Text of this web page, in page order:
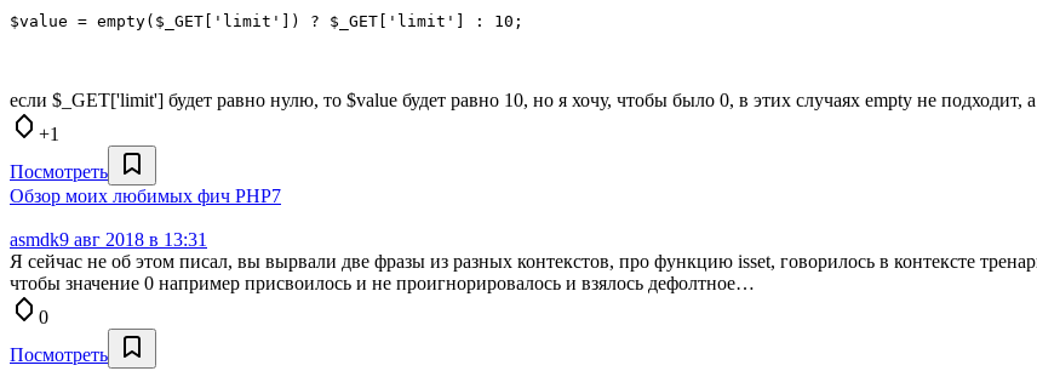
$value = empty($_GET['limit']) ? $_GET['limit'] : 10;
если $_GET['limit'] будет равно нулю, то $value будет равно 10, но я хочу, чтобы было 0, в этих случаях empty не подходит,
+1
Посмотреть
Обзор моих любимых фич PHP7
asmdk9 авг 2018 в 13:31
Я сейчас не об этом писал, вы вырвали две фразы из разных контекстов, про функцию isset, говорилось в контексте
чтобы значение 0 например присвоилось и не проигнорировалось и взялось дефолтное…
0
Посмотреть